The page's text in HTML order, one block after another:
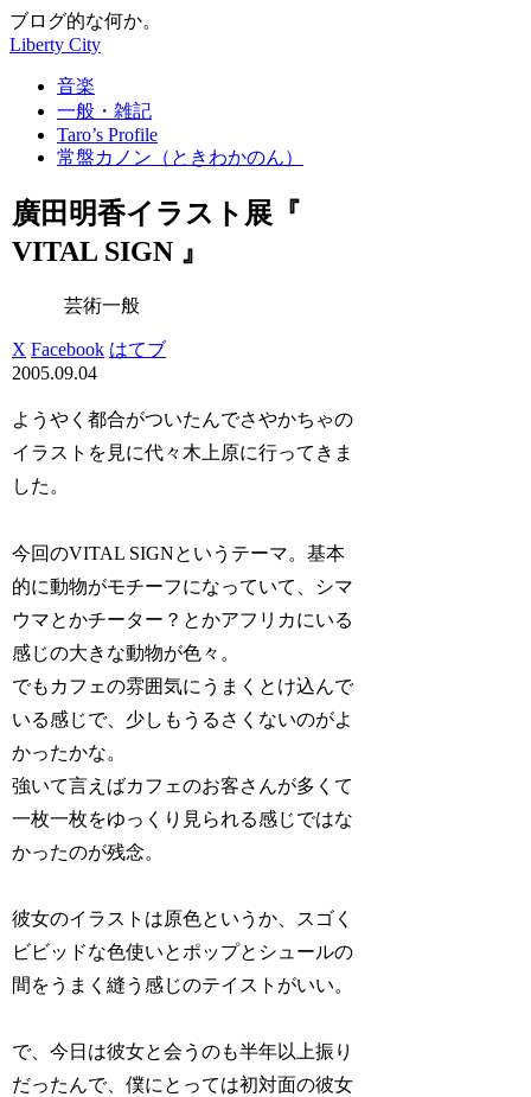
ブログ的な何か。
Liberty City
音楽
一般・雑記
Taro’s Profile
常盤カノン（ときわかのん）
廣田明香イラスト展『
VITAL SIGN 』
芸術一般
X Facebook はてブ
2005.09.04
ようやく都合がついたんでさやかちゃの
イラストを見に代々木上原に行ってきま
した。
今回のVITAL SIGNというテーマ。基本
的に動物がモチーフになっていて、シマ
ウマとかチーター？とかアフリカにいる
感じの大きな動物が色々。
でもカフェの雰囲気にうまくとけ込んで
いる感じで、少しもうるさくないのがよ
かったかな。
強いて言えばカフェのお客さんが多くて
一枚一枚をゆっくり見られる感じではな
かったのが残念。
彼女のイラストは原色というか、スゴく
ビビッドな色使いとポップとシュールの
間をうまく縫う感じのテイストがいい。
で、今日は彼女と会うのも半年以上振り
だったんで、僕にとっては初対面の彼女